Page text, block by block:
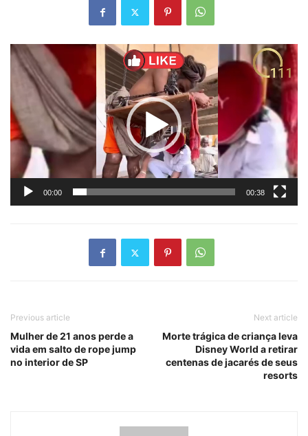
Tocador
de
vídeo
00:00 00:38
Previous article
Mulher de 21 anos perde a
vida em salto de rope jump
no interior de SP
Next article
Morte trágica de criança leva
Disney World a retirar
centenas de jacarés de seus
resorts